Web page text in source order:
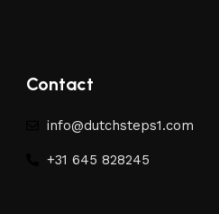
Contact
info@dutchsteps1.com
+31 645 828245